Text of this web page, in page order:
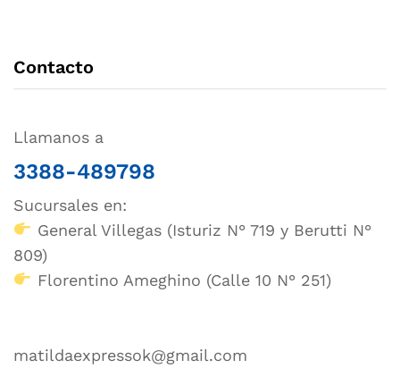
Contacto
Llamanos a
3388-489798
Sucursales en:
General Villegas (Isturiz N° 719 y Berutti N°
809)
Florentino Ameghino (Calle 10 N° 251)
matildaexpressok@gmail.com